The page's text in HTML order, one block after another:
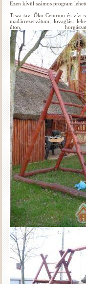
Ezen kívül számos program
Tisza-tavi Öko-Centrum és vízi-
madárrezervátum, lovaglási
úton,